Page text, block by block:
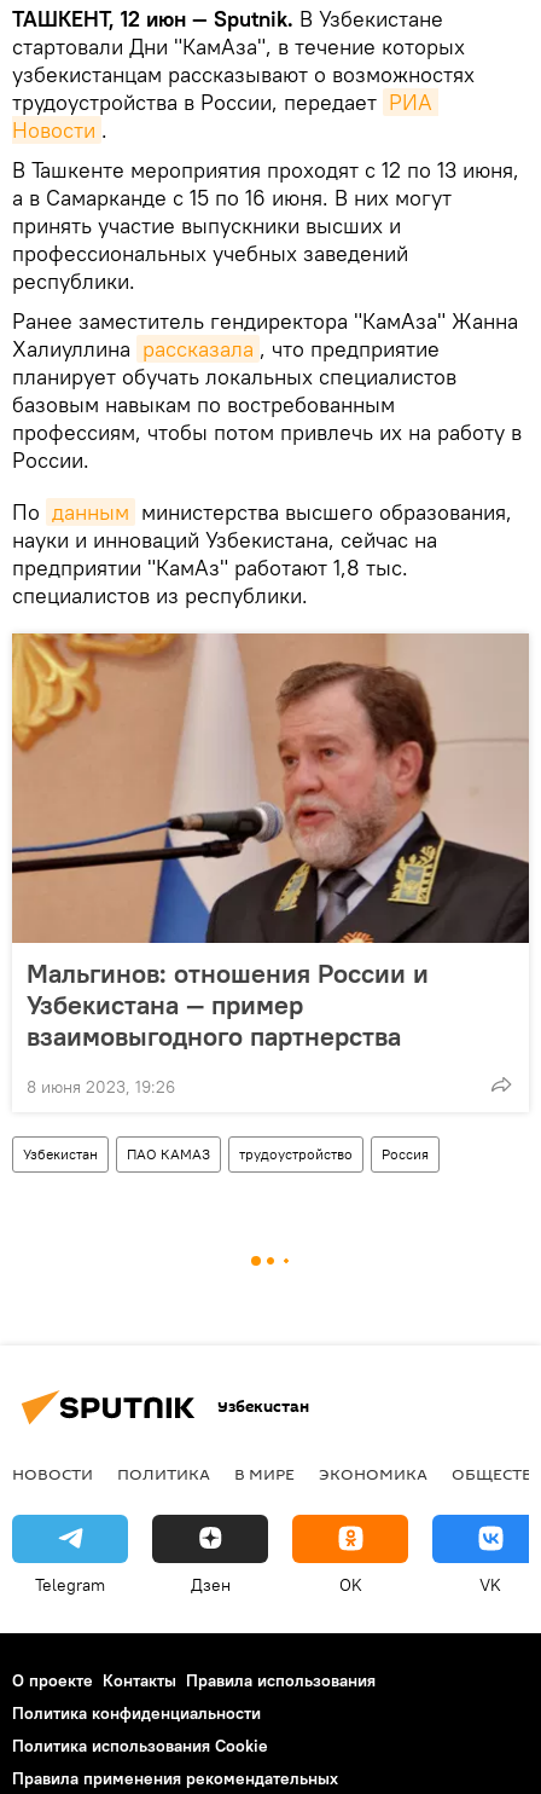
ТАШКЕНТ, 12 июн — Sputnik. В Узбекистане
стартовали Дни "КамАза", в течение которых
узбекистанцам рассказывают о возможностях
трудоустройства в России, передает РИА
Новости .
В Ташкенте мероприятия проходят с 12 по 13 июня,
а в Самарканде с 15 по 16 июня. В них могут
принять участие выпускники высших и
профессиональных учебных заведений
республики.
Ранее заместитель гендиректора "КамАза" Жанна
Халиуллина рассказала , что предприятие
планирует обучать локальных специалистов
базовым навыкам по востребованным
профессиям, чтобы потом привлечь их на работу в
России.
По данным министерства высшего образования,
науки и инноваций Узбекистана, сейчас на
предприятии "КамАз" работают 1,8 тыс.
специалистов из республики.
Мальгинов: отношения России и
Узбекистана — пример
взаимовыгодного партнерства
8 июня 2023, 19:26
Узбекистан ПАО КАМАЗ трудоустройство Россия
Узбекистан
НОВОСТИ ПОЛИТИКА В МИРЕ ЭКОНОМИКА
Telegram Дзен OK VK
О проекте Контакты Правила использования
Политика конфиденциальности
Политика использования Cookie
Правила применения рекомендательных